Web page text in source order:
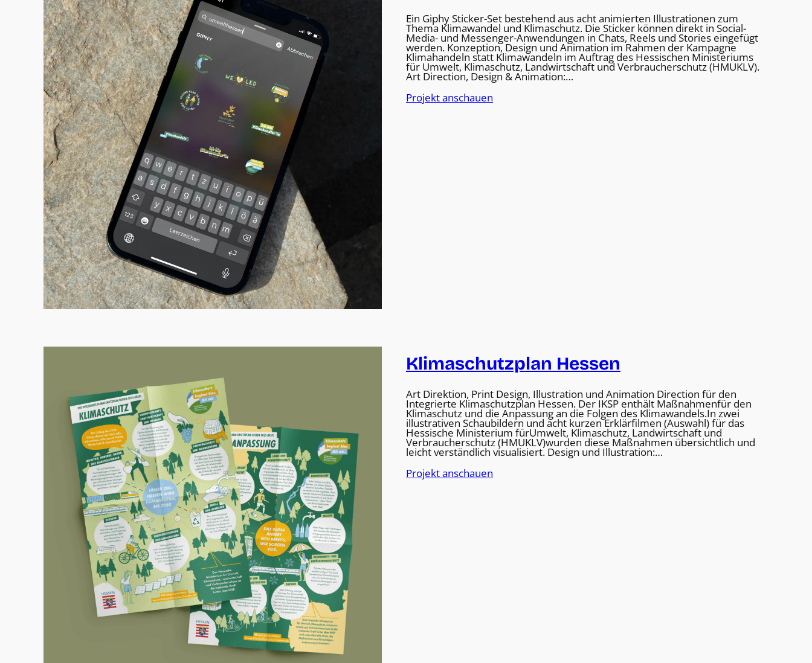
Ein Giphy Sticker-Set bestehend aus acht animierten Illustrationen zum
Thema Klimawandel und Klimaschutz. Die Sticker können direkt in Social-
Media- und Messenger-Anwendungen in Chats, Reels und Stories eingefügt
werden. Konzeption, Design und Animation im Rahmen der Kampagne
Klimahandeln statt Klimawandeln im Auftrag des Hessischen Ministeriums
für Umwelt, Klimaschutz, Landwirtschaft und Verbraucherschutz (HMUKLV).
Art Direction, Design & Animation:…
Projekt anschauen
Klimaschutzplan Hessen
Art Direktion, Print Design, Illustration und Animation Direction für den
Integrierte Klimaschutzplan Hessen. Der IKSP enthält Maßnahmenfür den
Klimaschutz und die Anpassung an die Folgen des Klimawandels.In zwei
illustrativen Schaubildern und acht kurzen Erklärfilmen (Auswahl) für das
Hessische Ministerium fürUmwelt, Klimaschutz, Landwirtschaft und
Verbraucherschutz (HMUKLV)wurden diese Maßnahmen übersichtlich und
leicht verständlich visualisiert. Design und Illustration:…
Projekt anschauen